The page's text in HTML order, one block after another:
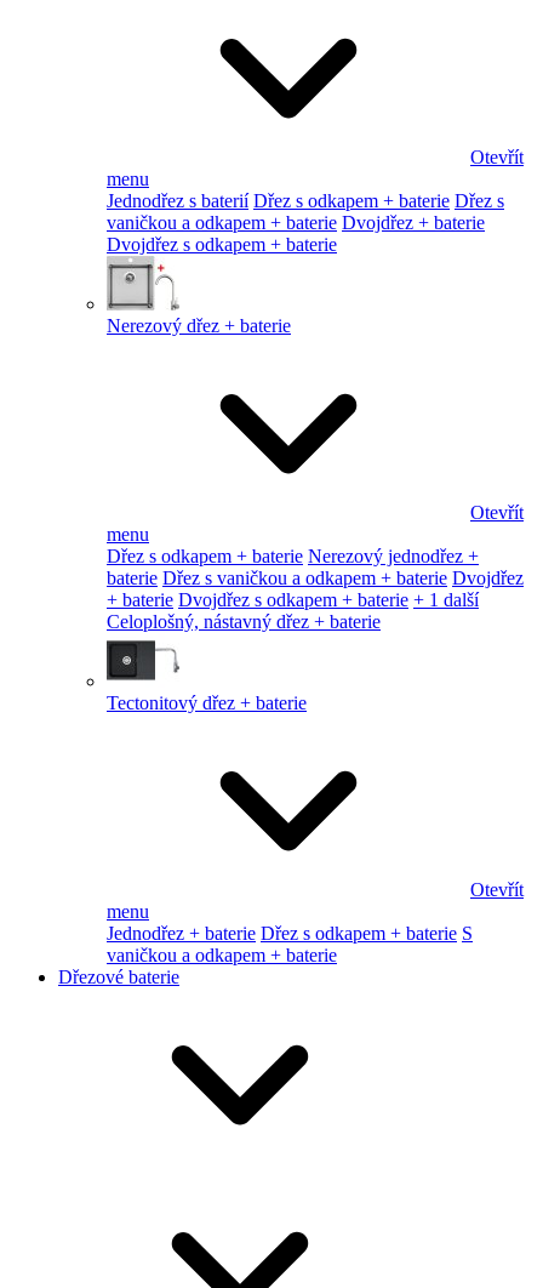
Otevřít
menu
Jednodřez s baterií Dřez s odkapem + baterie Dřez s
vaničkou a odkapem + baterie Dvojdřez + baterie
Dvojdřez s odkapem + baterie
Nerezový dřez + baterie
Otevřít
menu
Dřez s odkapem + baterie Nerezový jednodřez +
baterie Dřez s vaničkou a odkapem + baterie Dvojdřez
+ baterie Dvojdřez s odkapem + baterie + 1 další
Celoplošný, nástavný dřez + baterie
Tectonitový dřez + baterie
Otevřít
menu
Jednodřez + baterie Dřez s odkapem + baterie S
vaničkou a odkapem + baterie
Dřezové baterie